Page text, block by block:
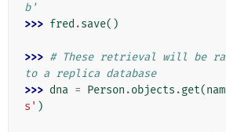
b'
>>> fred .save()
>>> # These retrieval will be
to a replica database
>>> dna = Person .objects .get(
s' )